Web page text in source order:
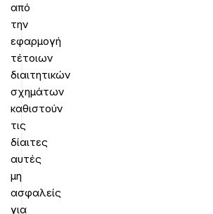
από
την
εφαρμογή
τέτοιων
διαιτητικών
σχημάτων
καθιστούν
τις
δίαιτες
αυτές
μη
ασφαλείς
για